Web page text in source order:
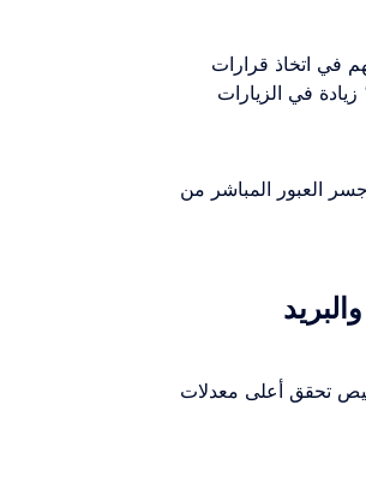
في اتخاذ قرارات
أن المقالات التي تحتوي على فيديو واحد على الأقل تحقق 70% زيادة في الزيارات
العبور المباشر من
تحقق أعلى معدلات